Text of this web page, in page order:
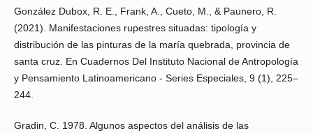
González Dubox, R. E., Frank, A., Cueto, M., & Paunero, R.
(2021). Manifestaciones rupestres situadas: tipología y
distribución de las pinturas de la maría quebrada, provincia de
santa cruz. En Cuadernos Del Instituto Nacional de Antropología
y Pensamiento Latinoamericano - Series Especiales, 9 (1), 225–
244.
Gradin, C. 1978. Algunos aspectos del análisis de las